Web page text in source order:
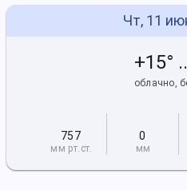
Чт, 11
+15°
облачно,
757
мм рт.ст.
0
мм